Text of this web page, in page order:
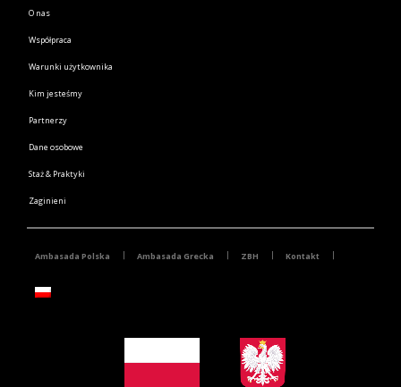
O nas
Współpraca
Warunki użytkownika
Kim jesteśmy
Partnerzy
Dane osobowe
Staż & Praktyki
Zaginieni
Ambasada Polska Ambasada Grecka ZBH Kontakt